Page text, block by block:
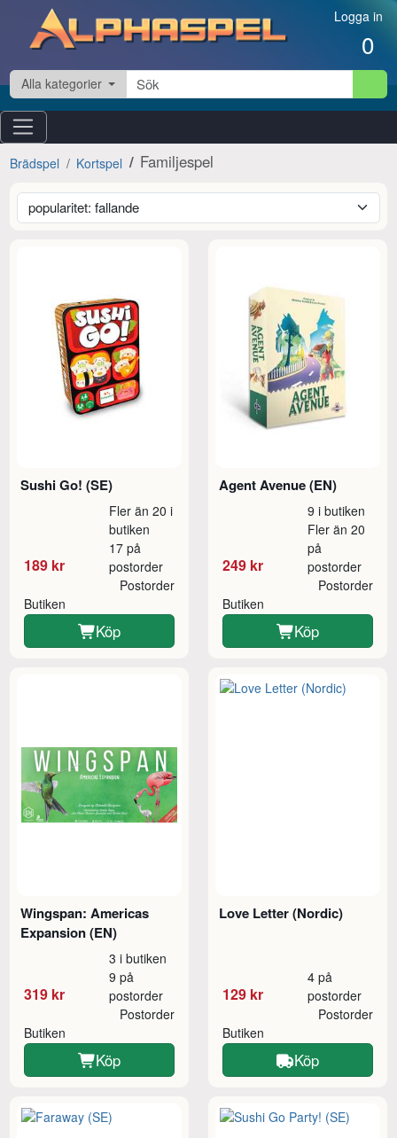
Hoppa till innehåll Logga in
0
Alla kategorier
Brädspel Kortspel Familjespel
Sushi Go! (SE)
189 kr
Fler än 20 i
butiken
17 på
postorder
Butiken
Postorder
Köp
Agent Avenue (EN)
249 kr
9 i butiken
Fler än 20
på
postorder
Butiken
Postorder
Köp
Wingspan: Americas
Expansion (EN)
319 kr
3 i butiken
9 på
postorder
Butiken
Postorder
Köp
Love Letter (Nordic)
129 kr
4 på
postorder
Butiken
Postorder
Köp